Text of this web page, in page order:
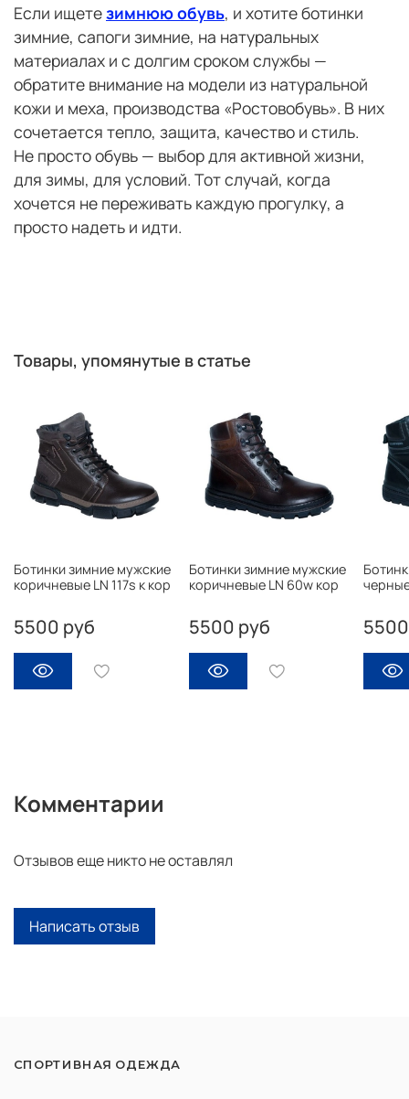
Если ищетезимнюю обувь, и хотите ботинки
зимние, сапоги зимние, на натуральных
материалах и с долгим сроком службы —
обратите внимание на модели из натуральной
кожи и меха, производства «Ростовобувь». В них
сочетается тепло, защита, качество и стиль.
Не просто обувь — выбор для активной жизни,
для зимы, для условий. Тот случай, когда
хочется не переживать каждую прогулку, а
просто надеть и идти.
Товары, упомянутые в статье
Ботинки зимние мужские
коричневые LN 117s к кор
5500 руб
Ботинки зимние мужские
коричневые LN 60w кор
5500 руб
Комментарии
Отзывов еще никто не оставлял
Написать отзыв
СПОРТИВНАЯ ОДЕЖДА